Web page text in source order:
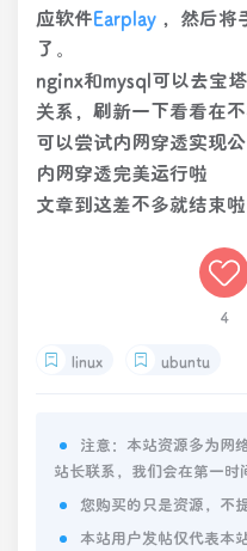
应软件Earplay ，然后将
了。
nginx和mysql可以去宝
关系，刷新一下看看在
可以尝试内网穿透实现
内网穿透完美运行啦
文章到这差不多就结束
4
linux ubuntu
注意：本站资源多为网
站长联系，我们会在第一时
您购买的只是资源，不
本站用户发帖仅代表本